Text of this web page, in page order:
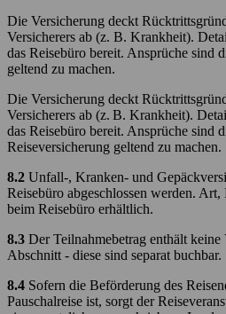
Die Versicherung deckt
Versicherers ab (z. B. Krankheit).
das Reisebüro bereit. Ansprüche sind
geltend zu machen.
Die Versicherung deckt
Versicherers ab (z. B. Krankheit).
das Reisebüro bereit. Ansprüche sind
Reiseversicherung geltend zu machen.
8.2 Unfall-, Kranken- und
Reisebüro abgeschlossen werden.
beim Reisebüro erhältlich.
8.3 Der Teilnahmebetrag enthält keine
Abschnitt - diese sind separat buchbar.
8.4 Sofern die Beförderung des
Pauschalreise ist, sorgt der